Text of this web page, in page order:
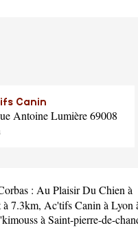
Canin
Antoine Lumière 69008
: Au Plaisir Du Chienà
7.3km, Ac'tifs Caninà Lyon
à Saint-pierre-de-